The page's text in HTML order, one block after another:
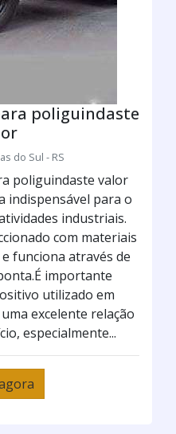
poliguindaste
do Sul - RS
poliguindaste valor
indispensável para o
industriais.
com materiais
funciona através de
importante
utilizado em
excelente relação
especialmente...